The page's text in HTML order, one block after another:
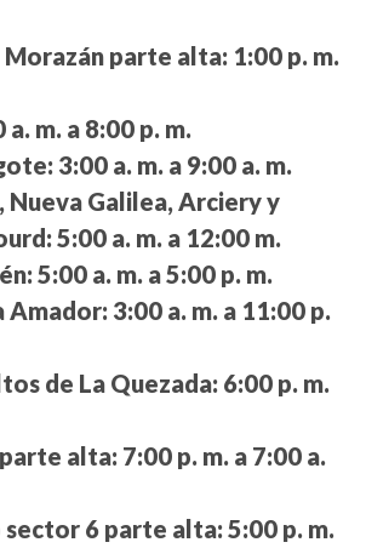
Morazán parte alta: 1:00 p. m.
a. m. a 8:00 p. m.
3:00 a. m. a 9:00 a. m.
Nueva Galilea, Arciery y
5:00 a. m. a 12:00 m.
5:00 a. m. a 5:00 p. m.
Amador: 3:00 a. m. a 11:00 p.
de La Quezada: 6:00 p. m.
alta: 7:00 p. m. a 7:00 a.
sector 6 parte alta: 5:00 p. m.